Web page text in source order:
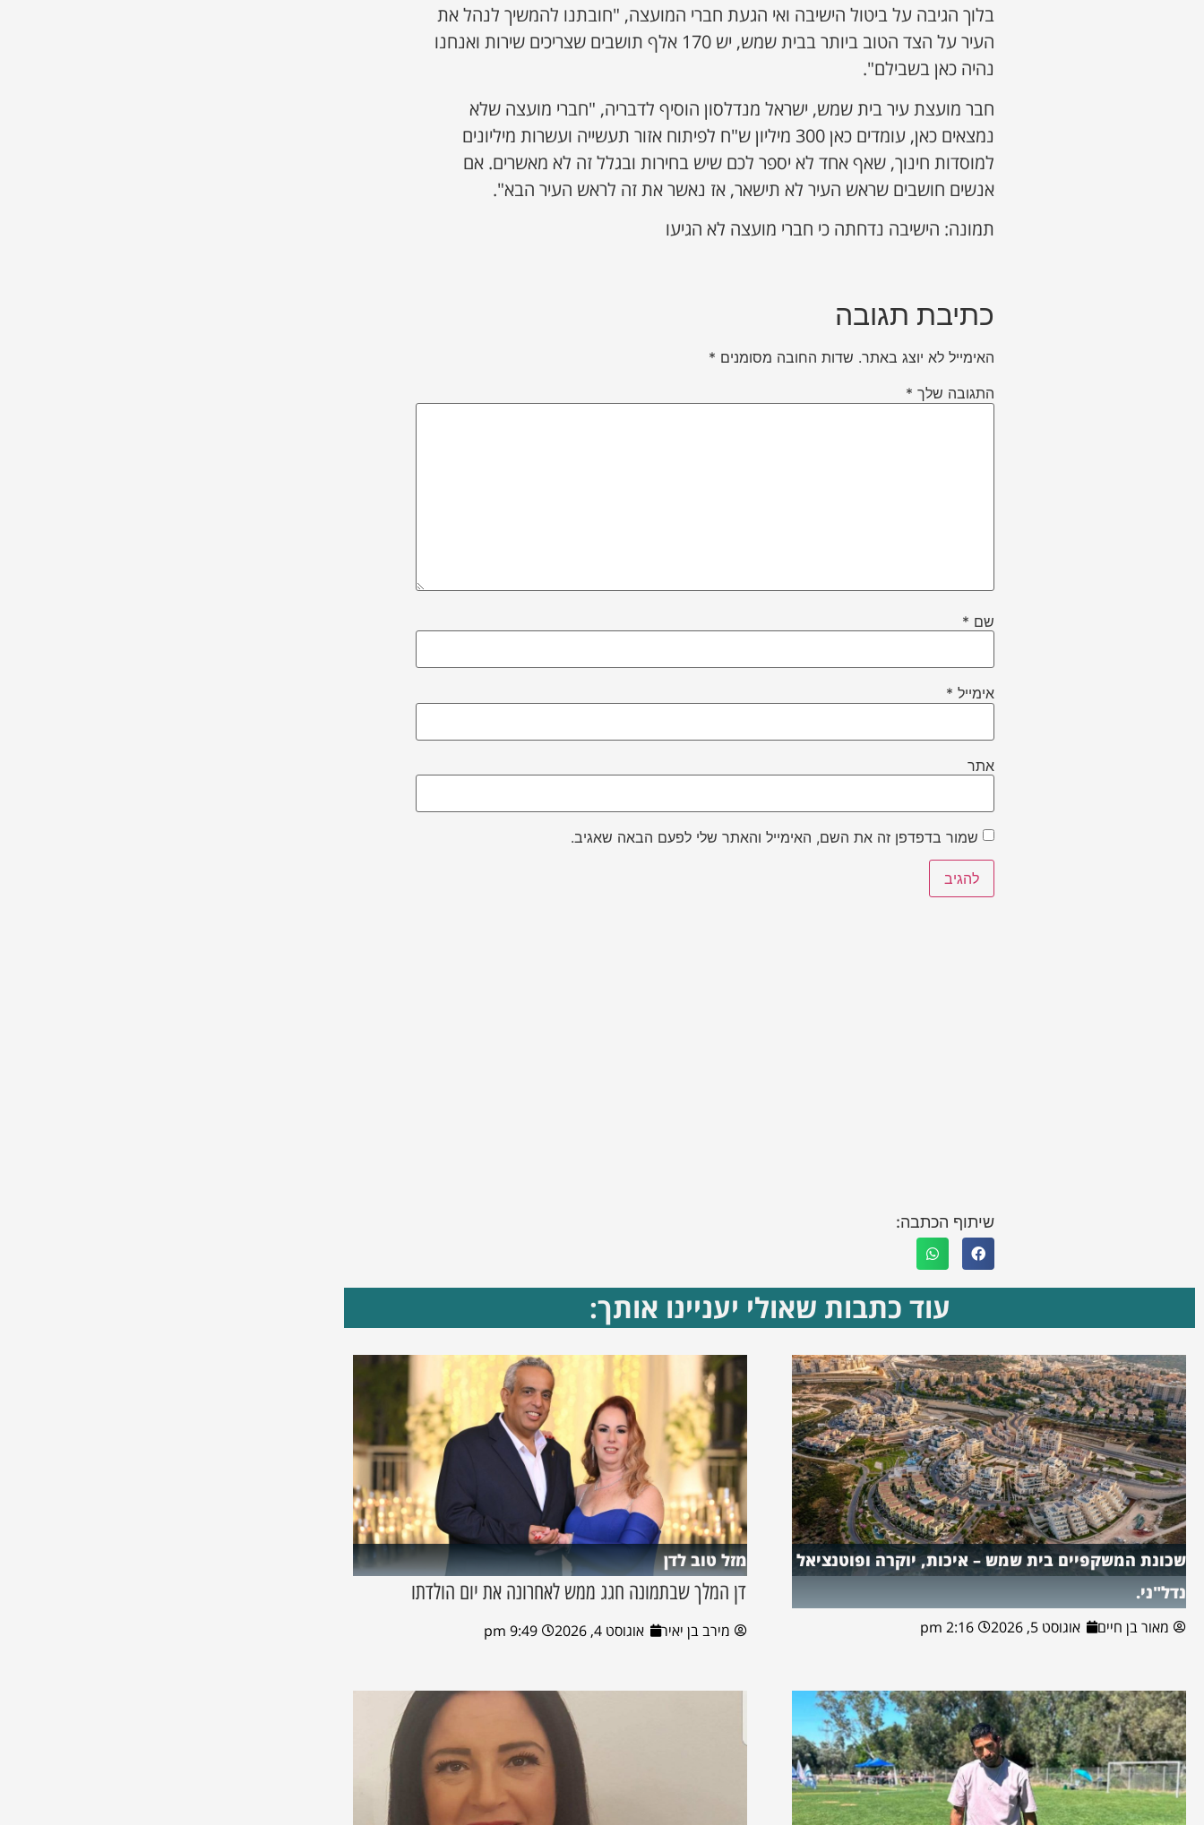
בלוך הגיבה על ביטול הישיבה ואי הגעת חברי המועצה, "חובתנו להמשיך לנהל את
העיר על הצד הטוב ביותר בבית שמש, יש 170 אלף תושבים שצריכים שירות ואנחנו
נהיה כאן בשבילם".
חבר מועצת עיר בית שמש, ישראל מנדלסון הוסיף לדבריה, "חברי מועצה שלא
נמצאים כאן, עומדים כאן 300 מיליון ש"ח לפיתוח אזור תעשייה ועשרות מיליונים
למוסדות חינוך, שאף אחד לא יספר לכם שיש בחירות ובגלל זה לא מאשרים. אם
אנשים חושבים שראש העיר לא תישאר, אז נאשר את זה לראש העיר הבא".
תמונה: הישיבה נדחתה כי חברי מועצה לא הגיעו
כתיבת תגובה
האימייל לא יוצג באתר. שדות החובה מסומנים *
התגובה שלך *
שם *
אימייל *
אתר
שמור בדפדפן זה את השם, האימייל והאתר שלי לפעם הבאה שאגיב.
שיתוף הכתבה:
עוד כתבות שאולי יעניינו אותך:
שכונת המשקפיים בית שמש – איכות, יוקרה ופוטנציאל
נדל"ני.
מאור בן חיים אוגוסט 5, 2026 2:16 pm
מזל טוב לדן
דן המלך שבתמונה חגג ממש לאחרונה את יום הולדתו
מירב בן יאיר אוגוסט 4, 2026 9:49 pm